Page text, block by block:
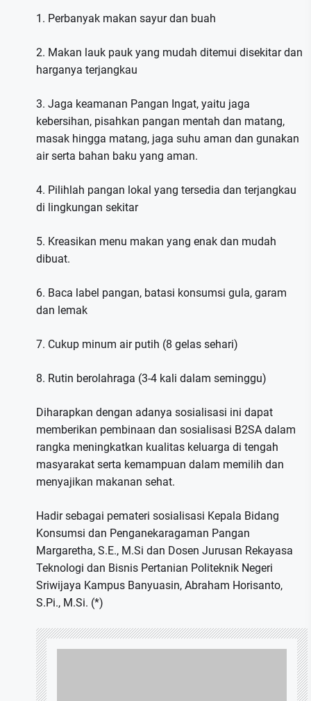
1. Perbanyak makan sayur dan buah
2. Makan lauk pauk yang mudah ditemui disekitar dan
harganya terjangkau
3. Jaga keamanan Pangan Ingat, yaitu jaga
kebersihan, pisahkan pangan mentah dan matang,
masak hingga matang, jaga suhu aman dan gunakan
air serta bahan baku yang aman.
4. Pilihlah pangan lokal yang tersedia dan terjangkau
di lingkungan sekitar
5. Kreasikan menu makan yang enak dan mudah
dibuat.
6. Baca label pangan, batasi konsumsi gula, garam
dan lemak
7. Cukup minum air putih (8 gelas sehari)
8. Rutin berolahraga (3-4 kali dalam seminggu)
Diharapkan dengan adanya sosialisasi ini dapat
memberikan pembinaan dan sosialisasi B2SA dalam
rangka meningkatkan kualitas keluarga di tengah
masyarakat serta kemampuan dalam memilih dan
menyajikan makanan sehat.
Hadir sebagai pemateri sosialisasi Kepala Bidang
Konsumsi dan Penganekaragaman Pangan
Margaretha, S.E., M.Si dan Dosen Jurusan Rekayasa
Teknologi dan Bisnis Pertanian Politeknik Negeri
Sriwijaya Kampus Banyuasin, Abraham Horisanto,
S.Pi., M.Si. (*)